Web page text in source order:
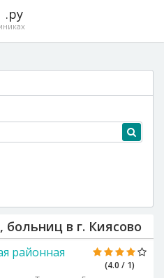
.ру
в г. Киясово
(4.0 / 1)
районная